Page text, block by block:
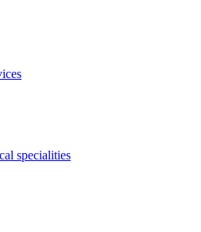
specialities